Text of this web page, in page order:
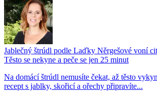
Jablečný štrúdl podle Laďky Něrgešové voní
Těsto se nekyne a peče se jen 25 minut
Na domácí štrúdl nemusíte čekat, až těsto
recept s jablky, skořicí a ořechy připravíte...